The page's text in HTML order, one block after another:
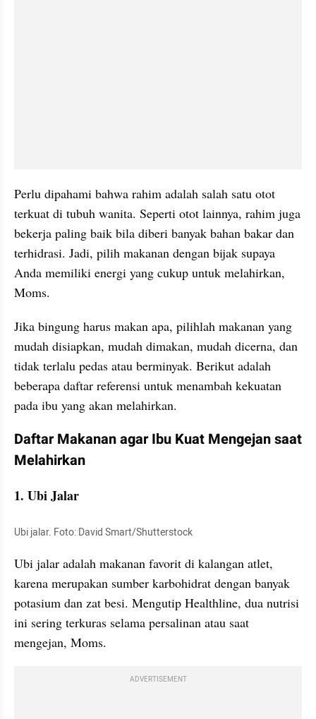
Perlu dipahami bahwa rahim adalah salah satu otot
terkuat di tubuh wanita. Seperti otot lainnya, rahim juga
bekerja paling baik bila diberi banyak bahan bakar dan
terhidrasi. Jadi, pilih makanan dengan bijak supaya
Anda memiliki energi yang cukup untuk melahirkan,
Moms.
Jika bingung harus makan apa, pilihlah makanan yang
mudah disiapkan, mudah dimakan, mudah dicerna, dan
tidak terlalu pedas atau berminyak. Berikut adalah
beberapa daftar referensi untuk menambah kekuatan
pada ibu yang akan melahirkan.
Daftar Makanan agar Ibu Kuat Mengejan saat
Melahirkan
1. Ubi Jalar
Ubi jalar. Foto: David Smart/Shutterstock
Ubi jalar adalah makanan favorit di kalangan atlet,
karena merupakan sumber karbohidrat dengan banyak
potasium dan zat besi. Mengutip Healthline, dua nutrisi
ini sering terkuras selama persalinan atau saat
mengejan, Moms.
ADVERTISEMENT